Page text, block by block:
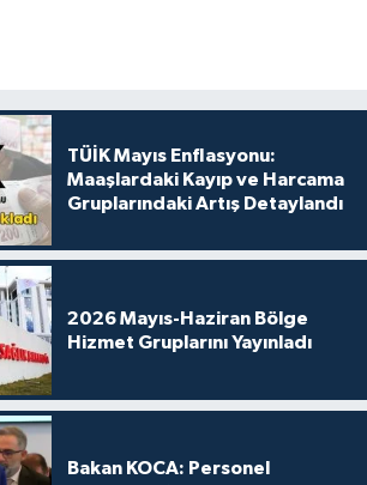
TÜİK Mayıs Enflasyonu:
Maaşlardaki Kayıp ve Harcama
Gruplarındaki Artış Detaylandı
2026 Mayıs-Haziran Bölge
Hizmet Gruplarını Yayınladı
Bakan KOCA: Personel